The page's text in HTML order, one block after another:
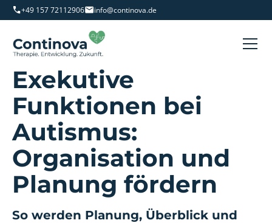
+49 157 72112906 info@continova.de
Exekutive
Funktionen bei
Autismus:
Organisation und
Planung fördern
So werden Planung, Überblick und